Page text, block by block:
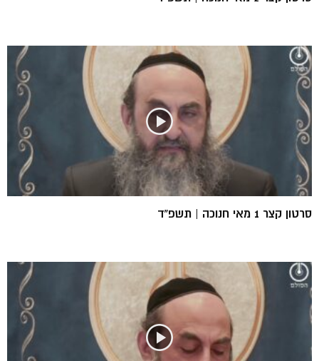
סרטון קצר 1 מאי חנוכה | תשפ”ד